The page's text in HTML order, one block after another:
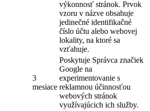
výkonnosť stránok. Prvok
vzoru v názve obsahuje
jedinečné identifikačné
číslo účtu alebo webovej
lokality, na ktoré sa
vzťahuje.
3
mesiace
Poskytuje Správca značiek
Google na
experimentovanie s
reklamnou účinnosťou
webových stránok
využívajúcich ich služby.